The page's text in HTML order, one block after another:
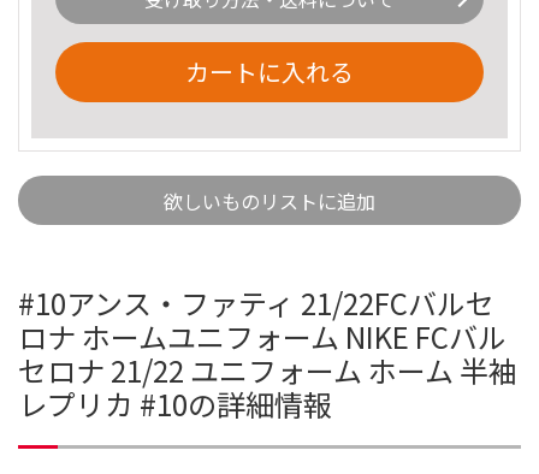
カートに入れる
欲しいものリストに追加
#10アンス・ファティ 21/22FCバルセ
ロナ ホームユニフォーム NIKE FCバル
セロナ 21/22 ユニフォーム ホーム 半袖
レプリカ #10の詳細情報